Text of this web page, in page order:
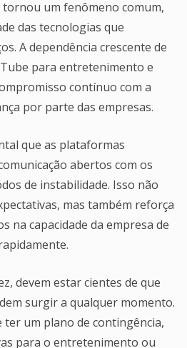
um fenômeno comum,
das tecnologias que
A dependência crescente de
para entretenimento e
contínuo com a
por parte das empresas.
que as plataformas
abertos com os
de instabilidade. Isso não
mas também reforça
na capacidade da empresa de
devem estar cientes de que
surgir a qualquer momento.
um plano de contingência,
para o entretenimento ou